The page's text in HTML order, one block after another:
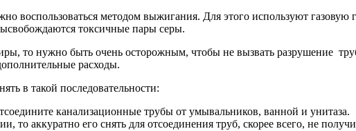
воспользоваться методом выжигания. Для этого используют
токсичные пары серы.
то нужно быть очень осторожным, чтобы не вызвать разрушение
расходы.
в такой последовательности:
канализационные трубы от умывальников, ванной и унитаза.
то аккуратно его снять для отсоединения труб, скорее всего, не